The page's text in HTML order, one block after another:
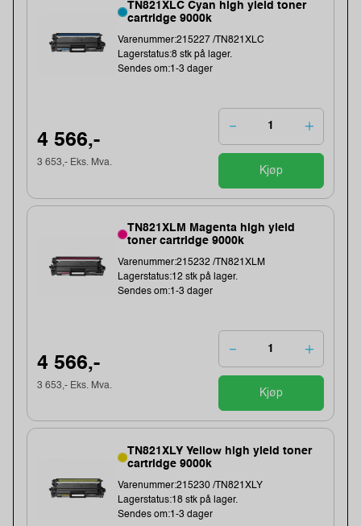
TN821XLC Cyan high yield toner
cartridge 9000k
Varenummer:215227 /TN821XLC
Lagerstatus:8 stk på lager.
Sendes om:1-3 dager
4 566,-
3 653,- Eks. Mva.
Kjøp
TN821XLM Magenta high yield
toner cartridge 9000k
Varenummer:215232 /TN821XLM
Lagerstatus:12 stk på lager.
Sendes om:1-3 dager
4 566,-
3 653,- Eks. Mva.
Kjøp
TN821XLY Yellow high yield toner
cartridge 9000k
Varenummer:215230 /TN821XLY
Lagerstatus:18 stk på lager.
Sendes om:1-3 dager